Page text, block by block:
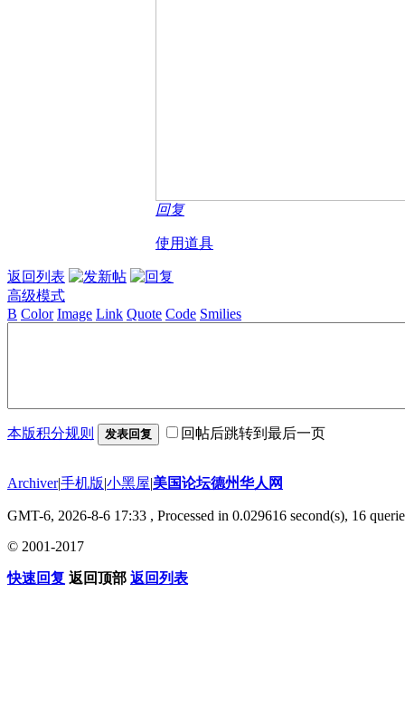
回复
使用道具
返回列表
高级模式
B Color Image Link Quote Code Smilies
本版积分规则 发表回复 回帖后跳转到最后一页
Archiver|手机版|小黑屋|美国论坛德州华人网
GMT-6, 2026-8-6 17:33 , Processed in 0.029616 second(s), 16
© 2001-2017
快速回复 返回顶部 返回列表